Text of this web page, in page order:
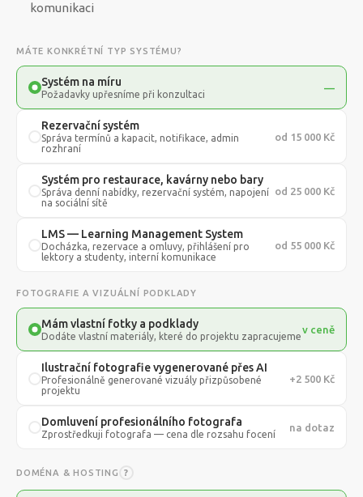
komunikaci
MÁTE KONKRÉTNÍ TYP SYSTÉMU?
Systém na míru
Požadavky upřesníme při konzultaci
—
Rezervační systém
Správa termínů a kapacit, notifikace, admin
rozhraní
od 15 000 Kč
Systém pro restaurace, kavárny nebo bary
Správa denní nabídky, rezervační systém, napojení
na sociální sítě
od 25 000 Kč
LMS — Learning Management System
Docházka, rezervace a omluvy, přihlášení pro
lektory a studenty, interní komunikace
od 55 000 Kč
FOTOGRAFIE A VIZUÁLNÍ PODKLADY
Mám vlastní fotky a podklady
Dodáte vlastní materiály, které do projektu zapracujeme
v ceně
Ilustrační fotografie vygenerované přes AI
Profesionálně generované vizuály přizpůsobené
projektu
+2 500 Kč
Domluvení profesionálního fotografa
Zprostředkuji fotografa — cena dle rozsahu focení
na dotaz
DOMÉNA & HOSTING ?